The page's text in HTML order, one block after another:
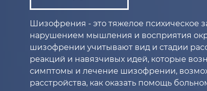
Шизофрения - это тяжелое психическое
нарушением мышления и восприятия
шизофрении учитывают вид и стадии
реакций и навязчивых идей, которые
симптомы и лечение шизофрении,
расстройства, как оказать помощь